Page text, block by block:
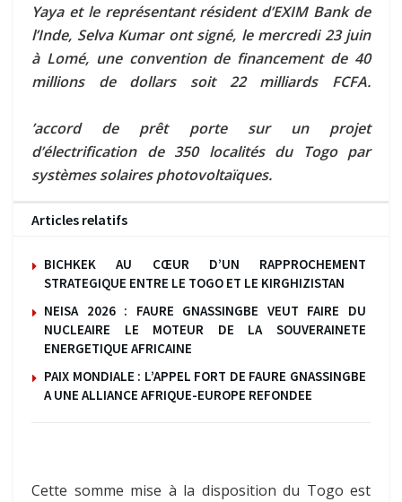
Yaya et le représentant résident d’EXIM Bank de
l’Inde, Selva Kumar ont signé, le mercredi 23 juin
à Lomé, une convention de financement de 40
millions de dollars soit 22 milliards FCFA.
’accord de prêt porte sur un projet
d’électrification de 350 localités du Togo par
systèmes solaires photovoltaïques.
Articles relatifs
BICHKEK AU CŒUR D’UN RAPPROCHEMENT
STRATEGIQUE ENTRE LE TOGO ET LE KIRGHIZISTAN
NEISA 2026 : FAURE GNASSINGBE VEUT FAIRE DU
NUCLEAIRE LE MOTEUR DE LA SOUVERAINETE
ENERGETIQUE AFRICAINE
PAIX MONDIALE : L’APPEL FORT DE FAURE GNASSINGBE
A UNE ALLIANCE AFRIQUE-EUROPE REFONDEE
Cette somme mise à la disposition du Togo est